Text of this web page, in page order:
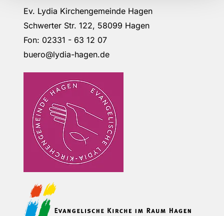
Ev. Lydia Kirchengemeinde Hagen
Schwerter Str. 122, 58099 Hagen
Fon: 02331 - 63 12 07
buero@lydia-hagen.de